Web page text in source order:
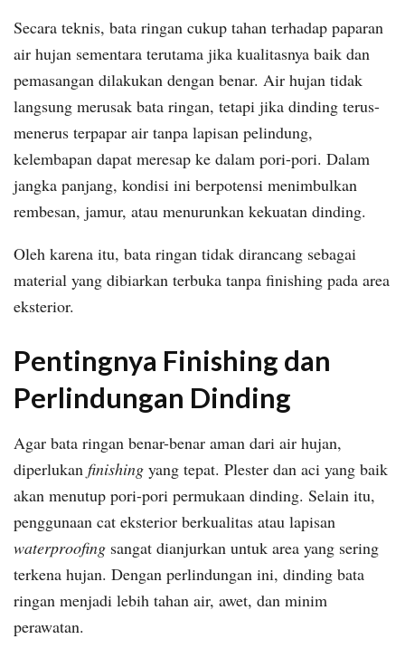
Secara teknis, bata ringan cukup tahan terhadap paparan
air hujan sementara terutama jika kualitasnya baik dan
pemasangan dilakukan dengan benar. Air hujan tidak
langsung merusak bata ringan, tetapi jika dinding terus-
menerus terpapar air tanpa lapisan pelindung,
kelembapan dapat meresap ke dalam pori-pori. Dalam
jangka panjang, kondisi ini berpotensi menimbulkan
rembesan, jamur, atau menurunkan kekuatan dinding.
Oleh karena itu, bata ringan tidak dirancang sebagai
material yang dibiarkan terbuka tanpa finishing pada area
eksterior.
Pentingnya Finishing dan
Perlindungan Dinding
Agar bata ringan benar-benar aman dari air hujan,
diperlukan finishing yang tepat. Plester dan aci yang baik
akan menutup pori-pori permukaan dinding. Selain itu,
penggunaan cat eksterior berkualitas atau lapisan
waterproofing sangat dianjurkan untuk area yang sering
terkena hujan. Dengan perlindungan ini, dinding bata
ringan menjadi lebih tahan air, awet, dan minim
perawatan.